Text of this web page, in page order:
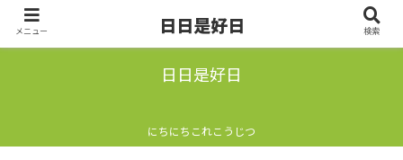
日日是好日
にちにちこれこうじつ
メニュー 日日是好日 検索